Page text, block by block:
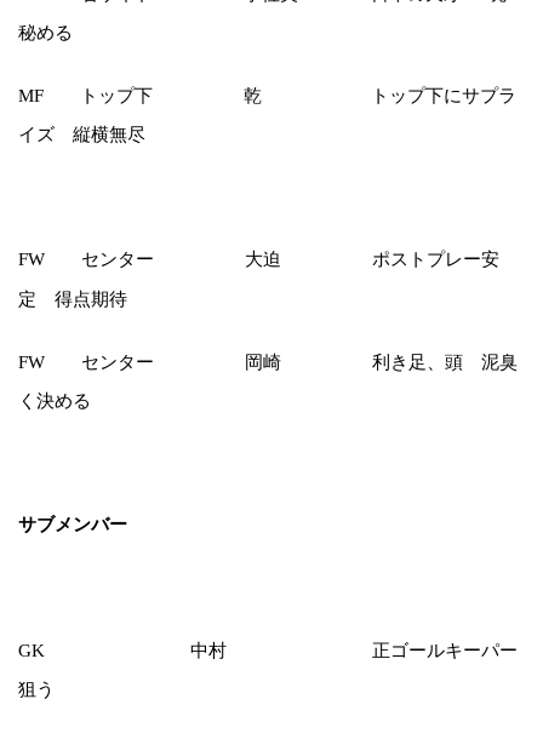
秘める
MF トップ下 乾 トップ下にサプラ
イズ 縦横無尽
FW センター 大迫 ポストプレー安
定 得点期待
FW センター 岡崎 利き足、頭 泥臭
く決める
サブメンバー
GK 中村 正ゴールキーパー
狙う